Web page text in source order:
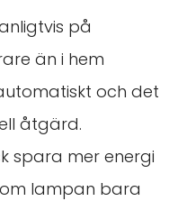
på
än i hem
och det
åtgärd.
spara mer energi
lampan bara